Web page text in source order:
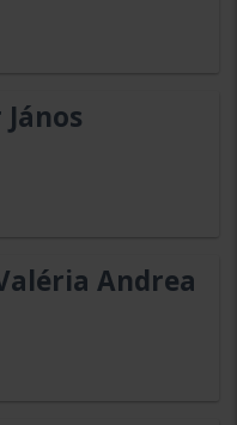
Andrea